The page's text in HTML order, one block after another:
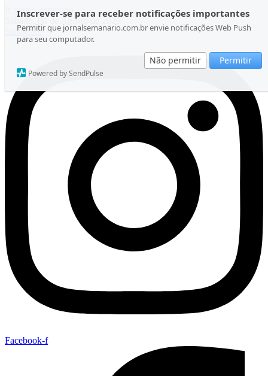
Inscrever-se para receber notificações importantes
Permitir que jornalsemanario.com.br envie notificações Web Push
para seu computador.
Não permitir Permitir
Powered by SendPulse
Ir para o conteúdo
Sábado, 08 de Agosto de 2026
Instagram
Facebook-f